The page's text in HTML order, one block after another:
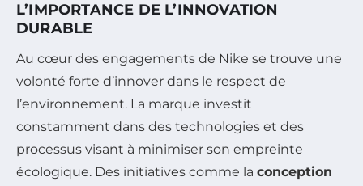
L’IMPORTANCE DE L’INNOVATION
DURABLE
Au cœur des engagements de Nike se trouve une
volonté forte d’innover dans le respect de
l’environnement. La marque investit
constamment dans des technologies et des
processus visant à minimiser son empreinte
écologique. Des initiatives comme la conception